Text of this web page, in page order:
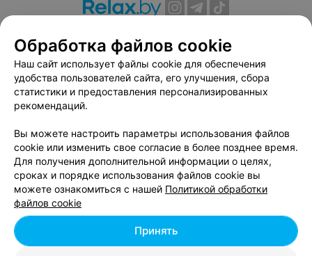
Вакансии
Публичный договор
Способы оплаты
Публичный договор по использованию сервиса
«Афиша»
Пользовательское соглашение
Связаться по вопросам сотрудничества
Написать руководителю relax.by
Персональные настройки cookie
Обработка персональных данных
Обработка файлов cookie
Наш сайт использует файлы cookie для обеспечения
удобства пользователей сайта, его улучшения, сбора
статистики и предоставления персонализированных
рекомендаций.
Вы можете настроить параметры использования файлов
cookie или изменить свое согласие в более позднее время.
Для получения дополнительной информации о целях,
сроках и порядке использования файлов cookie вы
можете ознакомиться с нашей Политикой обработки
файлов cookie
Принять